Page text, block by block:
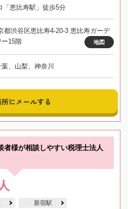
「恵比寿駅」徒歩5分
都渋谷区恵比寿4-20-3 恵比寿ガーデ
15階
地図
、山梨、神奈川
にメールする
者様が相談しやすい税理士法人
新宿駅